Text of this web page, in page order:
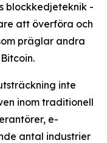
blockkedjeteknik -
att överföra och
präglar andra
inte
inom traditionell
e-
antal industrier